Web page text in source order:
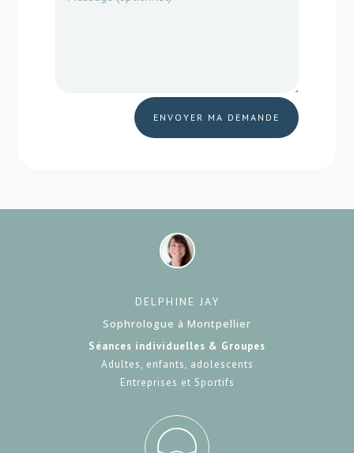
ENVOYER MA DEMANDE
DELPHINE JAY
Sophrologue à Montpellier
Séances individuelles & Groupes
Adultes, enfants, adolescents
Entreprises et Sportifs